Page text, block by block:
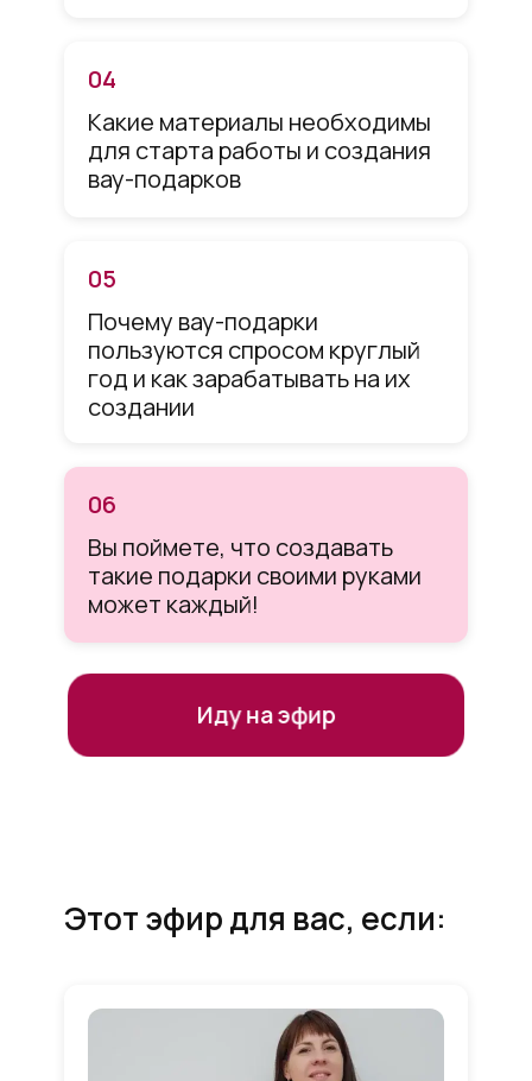
Какие материалы необходимы
для старта работы и создания
вау-подарков
Почему вау-подарки
пользуются спросом круглый
год и как зарабатывать на их
создании
Вы поймете, что создавать
такие подарки своими руками
может каждый!
04
05
06
Иду на эфир
Этот эфир для вас, если: